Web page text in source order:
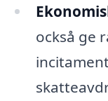
också ge